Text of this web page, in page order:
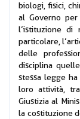
biologi, fisici,
al Governo
l’istituzione di
particolare,
delle
disciplina
stessa legge
loro attività,
Giustizia al
la costituzione